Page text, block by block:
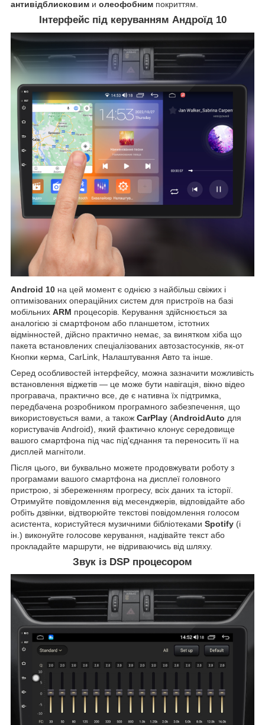
антивідблисковим и олеофобним покриттям.
Інтерфейс під керуванням Андроїд 10
Android 10 на цей момент є однією з найбільш свіжих і
оптимізованих операційних систем для пристроїв на базі
мобільних ARM процесорів. Керування здійснюється за
аналогією зі смартфоном або планшетом, істотних
відмінностей, дійсно практично немає, за винятком хіба що
пакета встановлених спеціалізованих автозастосунків, як-от
Кнопки керма, CarLink, Налаштування Авто та інше.
Серед особливостей інтерфейсу, можна зазначити можливість
встановлення віджетів — це може бути навігація, вікно відео
програвача, практично все, де є нативна їх підтримка,
передбачена розробником програмного забезпечення, що
використовується вами, а також CarPlay (AndroidAuto для
користувачів Android), який фактично клонує середовище
вашого смартфона під час під'єднання та переносить її на
дисплей магнітоли.
Після цього, ви буквально можете продовжувати роботу з
програмами вашого смартфона на дисплеї головного
пристрою, зі збереженням прогресу, всіх даних та історії.
Отримуйте повідомлення від месенджерів, відповідайте або
робіть дзвінки, відтворюйте текстові повідомлення голосом
асистента, користуйтеся музичними бібліотеками Spotify (і
ін.) виконуйте голосове керування, надівайте текст або
прокладайте маршрути, не відриваючись від шляху.
Звук із DSP процесором